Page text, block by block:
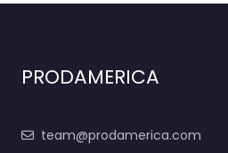
PRODAMERICA
team@prodamerica.com